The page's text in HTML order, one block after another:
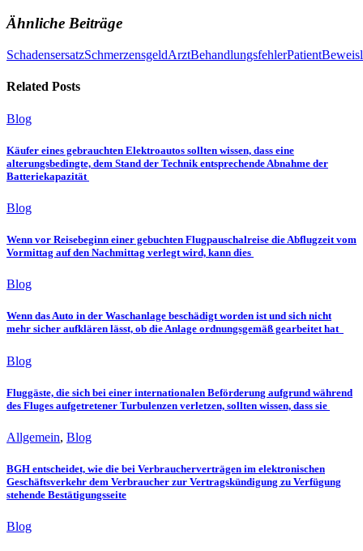
Ähnliche Beiträge
SchadensersatzSchmerzensgeldArztBehandlungsfehlerPatient
Related Posts
Blog
Käufer eines gebrauchten Elektroautos sollten wissen, dass eine
alterungsbedingte, dem Stand der Technik entsprechende Abnahme der
Batteriekapazität
Blog
Wenn vor Reisebeginn einer gebuchten Flugpauschalreise die Abflugzeit vom
Vormittag auf den Nachmittag verlegt wird, kann dies
Blog
Wenn das Auto in der Waschanlage beschädigt worden ist und sich nicht
mehr sicher aufklären lässt, ob die Anlage ordnungsgemäß gearbeitet hat
Blog
Fluggäste, die sich bei einer internationalen Beförderung aufgrund während
des Fluges aufgetretener Turbulenzen verletzen, sollten wissen, dass sie
Allgemein, Blog
BGH entscheidet, wie die bei Verbraucherverträgen im elektronischen
Geschäftsverkehr dem Verbraucher zur Vertragskündigung zu Verfügung
stehende Bestätigungsseite
Blog